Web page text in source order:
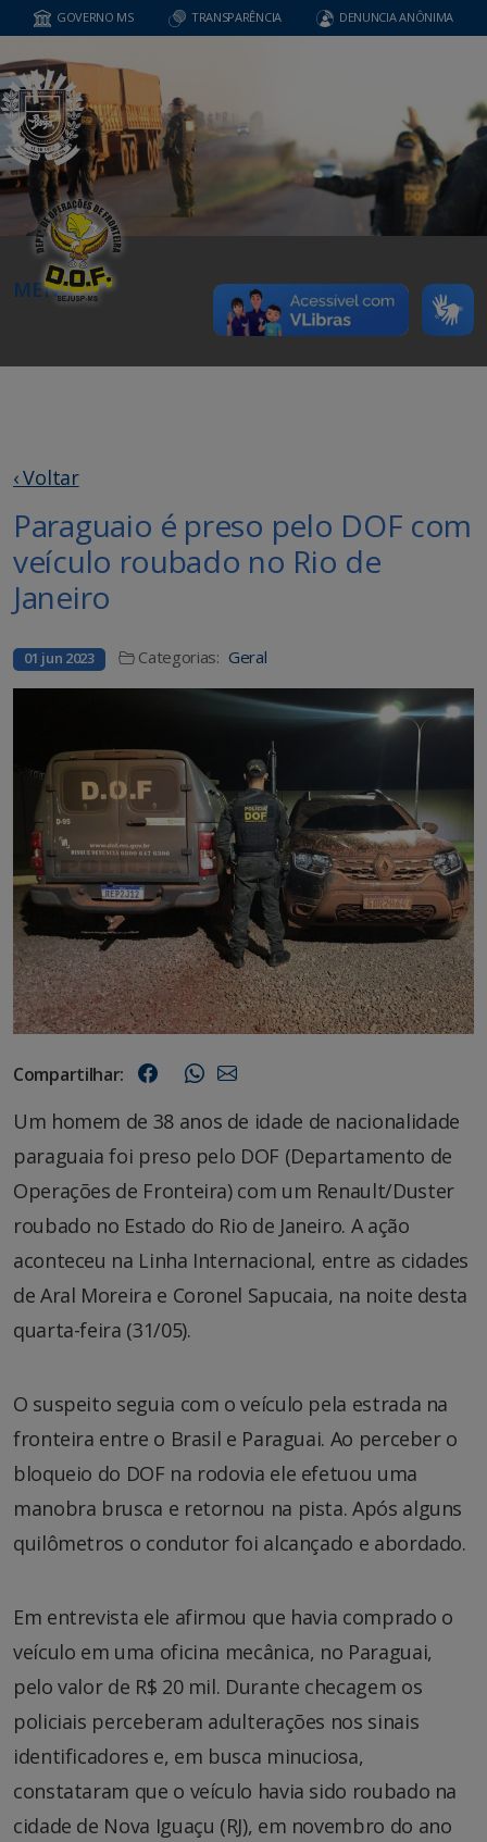
GOVERNO MS TRANSPARÊNCIA DENUNCIA ANÔNIMA
MENU
‹ Voltar
Paraguaio é preso pelo DOF com
veículo roubado no Rio de
Janeiro
01 jun 2023 Categorias: Geral
Compartilhar:
Um homem de 38 anos de idade de nacionalidade
paraguaia foi preso pelo DOF (Departamento de
Operações de Fronteira) com um Renault/Duster
roubado no Estado do Rio de Janeiro. A ação
aconteceu na Linha Internacional, entre as cidades
de Aral Moreira e Coronel Sapucaia, na noite desta
quarta-feira (31/05).
O suspeito seguia com o veículo pela estrada na
fronteira entre o Brasil e Paraguai. Ao perceber o
bloqueio do DOF na rodovia ele efetuou uma
manobra brusca e retornou na pista. Após alguns
quilômetros o condutor foi alcançado e abordado.
Em entrevista ele afirmou que havia comprado o
veículo em uma oficina mecânica, no Paraguai,
pelo valor de R$ 20 mil. Durante checagem os
policiais perceberam adulterações nos sinais
identificadores e, em busca minuciosa,
constataram que o veículo havia sido roubado na
cidade de Nova Iguaçu (RJ), em novembro do ano